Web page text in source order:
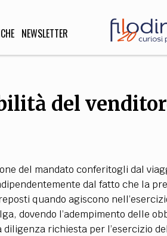
NEWSLETTER
Religione
Scienze
Architettura,
del
del mandato conferitogli dal
dal fatto che la
quando agiscono
dovendo l’adempimento delle
richiesta per l’esercizio